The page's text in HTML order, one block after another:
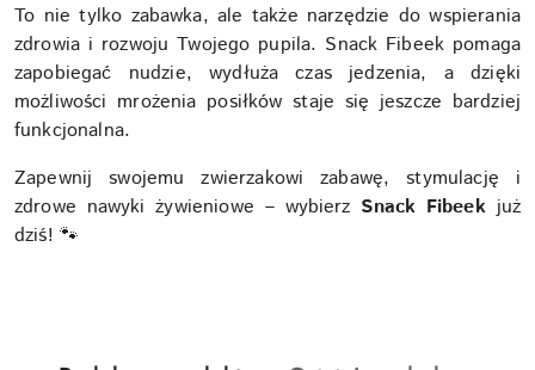
To nie tylko zabawka, ale także narzędzie do wspierania
zdrowia i rozwoju Twojego pupila. Snack Fibeek pomaga
zapobiegać nudzie, wydłuża czas jedzenia, a dzięki
możliwości mrożenia posiłków staje się jeszcze bardziej
funkcjonalna.
Zapewnij swojemu zwierzakowi zabawę, stymulację i
zdrowe nawyki żywieniowe – wybierz Snack Fibeekjuż
dziś! 🐾